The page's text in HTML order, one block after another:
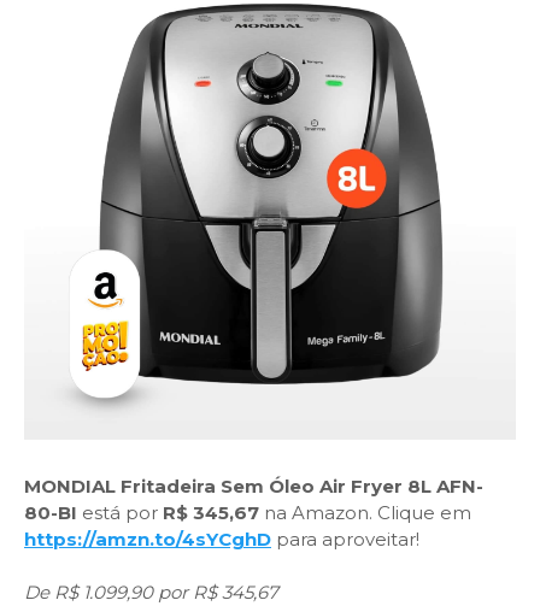
MONDIAL Fritadeira Sem Óleo Air Fryer 8L AFN-
80-BI está por R$ 345,67 na Amazon. Clique em
https://amzn.to/4sYCghD para aproveitar!
De R$ 1.099,90 por R$ 345,67